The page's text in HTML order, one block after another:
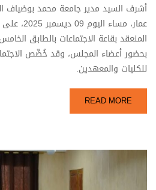
أشرف السيد مدير جامعة محمد بوضياف
عمار، مساء
المنعقد بقاعة الاجتماعات بالطابق
بحضور أعضاء المجلس، وقد خُصِّص
للكليات والمعهدين.
READ MORE